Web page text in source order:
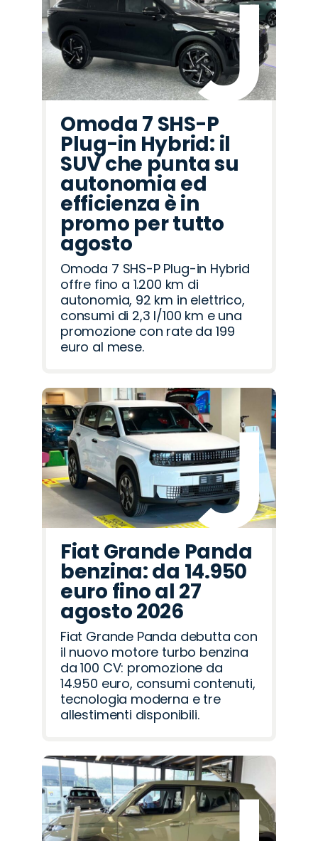
Omoda 7 SHS-P
Plug-in Hybrid: il
SUV che punta su
autonomia ed
efficienza è in
promo per tutto
agosto
Omoda 7 SHS-P Plug-in Hybrid
offre fino a 1.200 km di
autonomia, 92 km in elettrico,
consumi di 2,3 l/100 km e una
promozione con rate da 199
euro al mese.
Fiat Grande Panda
benzina: da 14.950
euro fino al 27
agosto 2026
Fiat Grande Panda debutta con
il nuovo motore turbo benzina
da 100 CV: promozione da
14.950 euro, consumi contenuti,
tecnologia moderna e tre
allestimenti disponibili.